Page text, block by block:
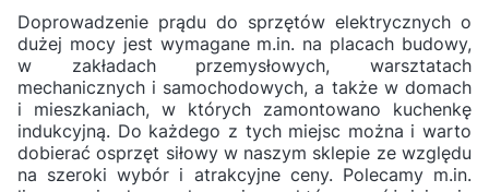
Doprowadzenie prądu do sprzętów elektrycznych o
dużej mocy jest wymagane m.in. na placach budowy,
w zakładach przemysłowych, warsztatach
mechanicznych i samochodowych, a także w domach
i mieszkaniach, w których zamontowano kuchenkę
indukcyjną. Do każdego z tych miejsc można i warto
dobierać osprzęt siłowy w naszym sklepie ze względu
na szeroki wybór i atrakcyjne ceny. Polecamy m.in.